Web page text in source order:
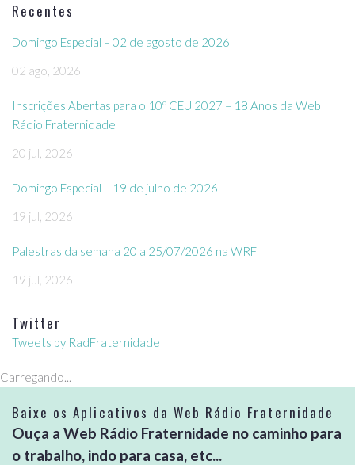
Recentes
Domingo Especial – 02 de agosto de 2026
02 ago, 2026
Inscrições Abertas para o 10º CEU 2027 – 18 Anos da Web
Rádio Fraternidade
20 jul, 2026
Domingo Especial – 19 de julho de 2026
19 jul, 2026
Palestras da semana 20 a 25/07/2026 na WRF
19 jul, 2026
Twitter
Tweets by RadFraternidade
Carregando...
Baixe os Aplicativos da Web Rádio Fraternidade
Ouça a Web Rádio Fraternidade no caminho para
o trabalho, indo para casa, etc...